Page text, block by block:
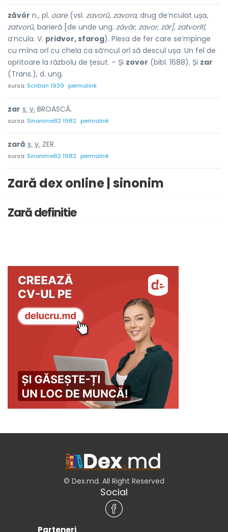
zăvór n., pl. oare(vsl. zavorŭ, zavora, drug de’ncuĭat ușa,
zatvorŭ, barieră [de unde ung. závár, zavor, zár], zatvoritĭ,
a’ncuĭa. V. pridvor, sfarog). Pĭesa de fer care se’mpinge
cu mîna orĭ cu cheĭa ca să’ncuĭ orĭ să descuĭ ușa. Un fel de
opritoare la războĭu de țesut. – Și zovor (bibl. 1688). Și zar
(Trans.), d. ung.
sursa: Scriban 1939 permalink
zar s. v. BROASCĂ.
sursa: Sinonime82 1982 permalink
zară s. v. ZER.
sursa: Sinonime82 1982 permalink
Zară dex online | sinonim
Zară definitie
© Dex.md. All Right Reserved
Social
Parteneri